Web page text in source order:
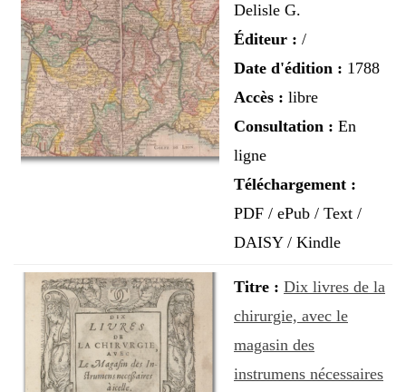
Delisle G.
Éditeur : /
Date d'édition : 1788
Accès : libre
Consultation : En
ligne
Téléchargement :
PDF / ePub / Text /
DAISY / Kindle
Titre : Dix livres de la
chirurgie, avec le
magasin des
instrumens nécessaires